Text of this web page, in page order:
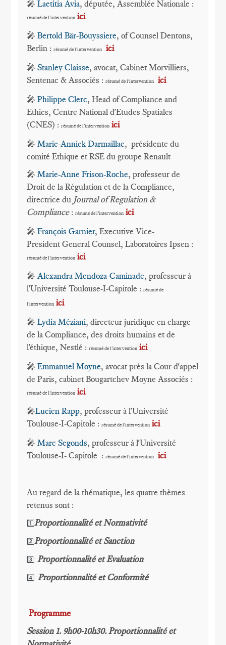
🎤Laetitia Avia, députée, Assemblée Nationale :
résumé de l'intervention ici
🎤Bertold Bär-Bouyssiere, of Counsel Dentons,
Berlin :résumé de l'intervention
ici
🎤Stanley Claisse, avocat, Cabinet Morvilliers,
Sentenac & Associés :résumé de l'intervention
ici
🎤Philippe Clerc, Head of Compliance and
Ethics, Centre National d'Etudes Spatiales
(CNES) : résumé de l'intervention ici
🎤Marie-Annick Darmaillac, présidente du
comité Ethique et RSE du groupe Renault
🎤Marie-Anne Frison-Roche, professeur de
Droit de la Régulation et de la Compliance,
directrice du Journal of Regulation &
Compliance :résumé de l'intervention ici
🎤François Garnier, Executive Vice-
President General Counsel, Laboratoires Ipsen :
résumé de l'intervention ici
🎤Alexandra Mendoza-Caminade, professeur à
l'Université Toulouse-I-Capitole :résumé de
l'intervention ici
🎤Lydia Méziani, directeur juridique en charge
de la Compliance, des droits humains et de
l'éthique, Nestlé : résumé de l'intervention ici
🎤Emmanuel Moyne, avocat près la Cour d'appel
de Paris, cabinet Bougartchev Moyne Associés :
résumé de l'intervention ici
🎤Lucien Rapp, professeur à l'Université
Toulouse-I-Capitole :résumé de l'intervention ici
🎤Marc Segonds, professeur à l'Université
Toulouse-I- Capitole :résumé de l'intervention ici
Au regard de la thématique, les quatre thèmes
retenus sont :
1️⃣Proportionnalité et Normativité
2️⃣Proportionnalité et Sanction
3️⃣Proportionnalité et Evaluation
4️⃣ Proportionnalité et Conformité
Programme
Session 1. 9h00-10h30. Proportionnalité et